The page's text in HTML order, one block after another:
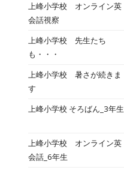
上峰小学校 オンライン英
会話視察
上峰小学校 先生たち
も・・・
上峰小学校 暑さが続きま
す
上峰小学校 そろばん_3年生
上峰小学校 オンライン英
会話_6年生